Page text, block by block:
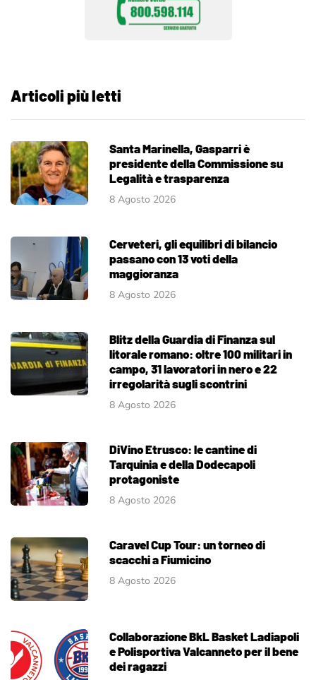
Articoli più letti
Santa Marinella, Gasparri è
presidente della Commissione su
Legalità e trasparenza
8 Agosto 2026
Cerveteri, gli equilibri di bilancio
passano con 13 voti della
maggioranza
8 Agosto 2026
Blitz della Guardia di Finanza sul
litorale romano: oltre 100 militari in
campo, 31 lavoratori in nero e 22
irregolarità sugli scontrini
8 Agosto 2026
DiVino Etrusco: le cantine di
Tarquinia e della Dodecapoli
protagoniste
8 Agosto 2026
Caravel Cup Tour: un torneo di
scacchi a Fiumicino
8 Agosto 2026
Collaborazione BkL Basket Ladiapoli
e Polisportiva Valcanneto per il bene
dei ragazzi